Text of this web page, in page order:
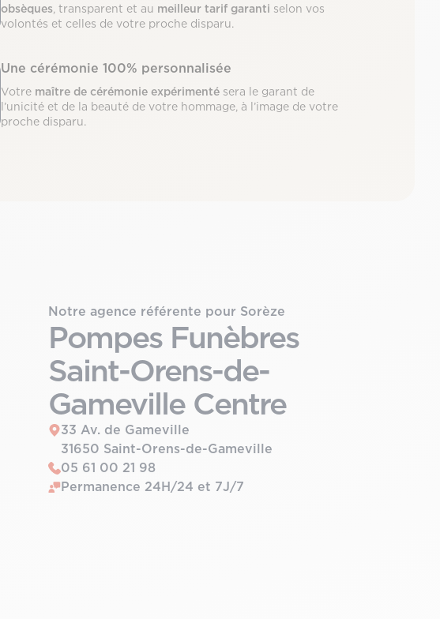
obsèques , transparent et au meilleur tarif garanti selon vos
volontés et celles de votre proche disparu.
Une cérémonie 100% personnalisée
Votre maître de cérémonie expérimenté sera le garant de
l’unicité et de la beauté de votre hommage, à l’image de votre
proche disparu.
Notre agence référente pour Sorèze
Pompes Funèbres
Saint-Orens-de-
Gameville Centre
33 Av. de Gameville
31650 Saint-Orens-de-Gameville
05 61 00 21 98
Permanence 24H/24 et 7J/7